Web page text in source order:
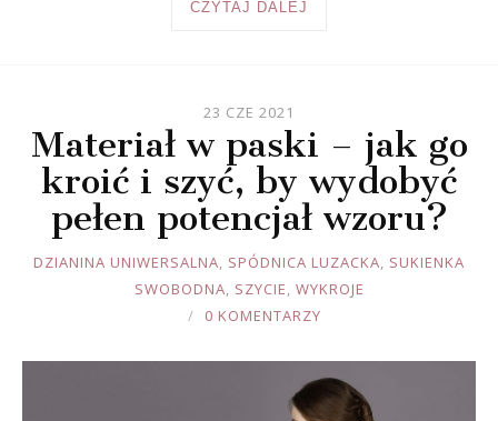
CZYTAJ DALEJ
23 CZE 2021
Materiał w paski – jak go
kroić i szyć, by wydobyć
pełen potencjał wzoru?
JOULE
DZIANINA UNIWERSALNA, SPÓDNICA LUZACKA, SUKIENKA
SWOBODNA, SZYCIE, WYKROJE
0 KOMENTARZY